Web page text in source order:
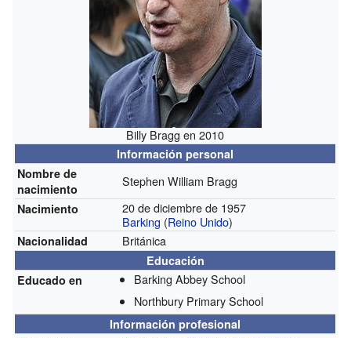
Billy Bragg en 2010
Información personal
Nombre de
nacimiento
Stephen William Bragg
Nacimiento
20 de diciembre de 1957
Barking (Reino Unido)
Nacionalidad Británica
Educación
Educado en
Barking Abbey School
Northbury Primary School
Información profesional